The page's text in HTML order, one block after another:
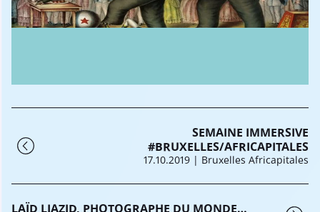
SEMAINE IMMERSIVE
#BRUXELLES/AFRICAPITALES
17.10.2019 | Bruxelles Africapitales
LAÏD LIAZID, PHOTOGRAPHE DU MONDE...